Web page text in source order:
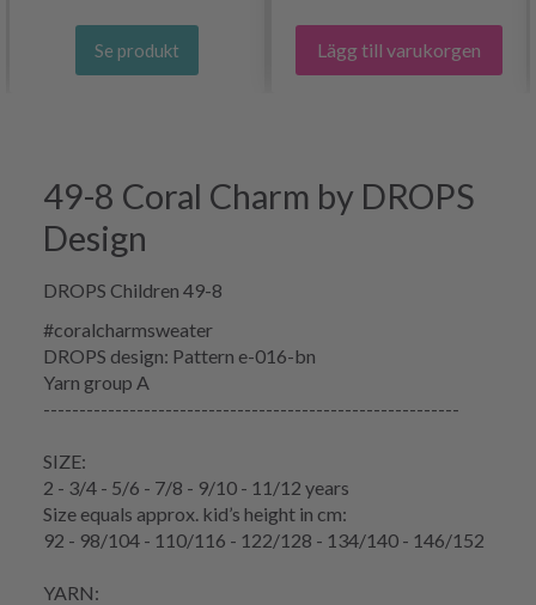
Se produkt Lägg till varukorgen
49-8 Coral Charm by DROPS
Design
DROPS Children 49-8
#coralcharmsweater
DROPS design: Pattern e-016-bn
Yarn group A
----------------------------------------------------------
SIZE:
2 - 3/4 - 5/6 - 7/8 - 9/10 - 11/12 years
Size equals approx. kid’s height in cm:
92 - 98/104 - 110/116 - 122/128 - 134/140 - 146/152
YARN: